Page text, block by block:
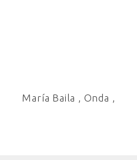
María Baila , Onda ,